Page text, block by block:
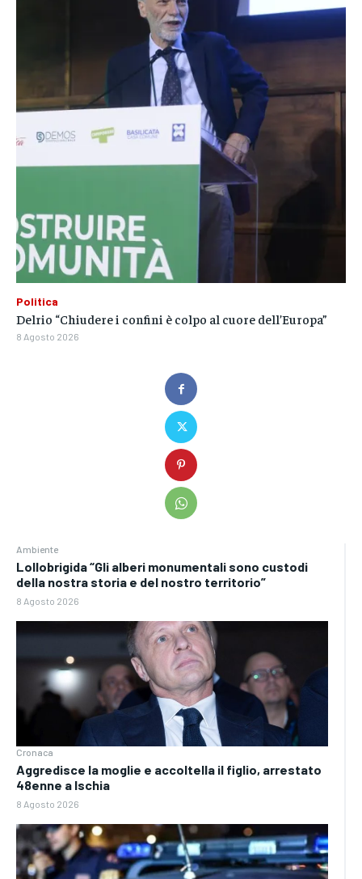
Ambiente
Lollobrigida “Gli alberi monumentali sono custodi
della nostra storia e del nostro territorio”
8 Agosto 2026
Cronaca
Aggredisce la moglie e accoltella il figlio, arrestato
48enne a Ischia
8 Agosto 2026
Politica
Delrio “Chiudere i confini è colpo al cuore dell’Europa”
8 Agosto 2026